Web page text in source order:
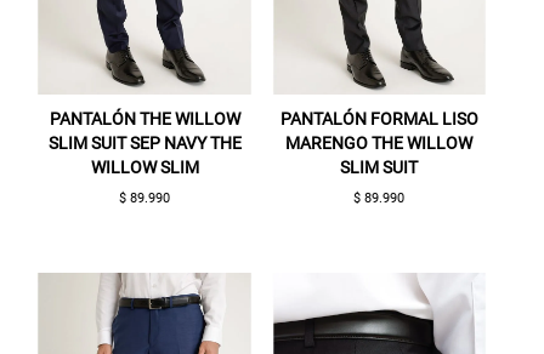
PANTALÓN THE WILLOW
SLIM SUIT SEP NAVY THE
WILLOW SLIM
$ 89.990
PANTALÓN FORMAL LISO
MARENGO THE WILLOW
SLIM SUIT
$ 89.990
Aquí esta tu cupón, usalo en tu siguiente
compra. Valido por 72 hrs.